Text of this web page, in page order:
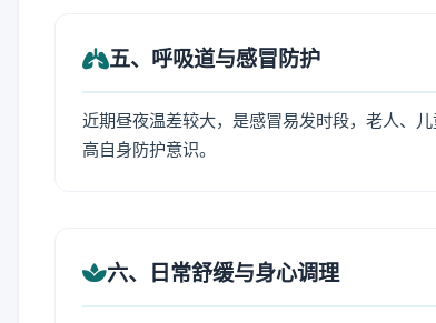
五、呼吸道与感冒防护
近期昼夜温差较大，是感冒易发时段，老人、
高自身防护意识。
六、日常舒缓与身心调理